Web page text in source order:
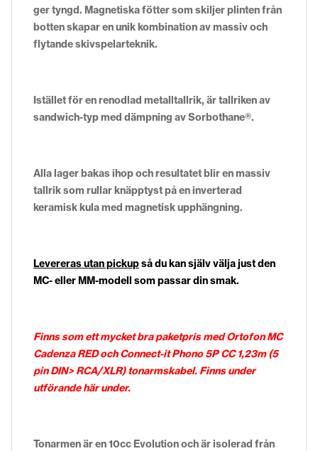
ger tyngd. Magnetiska fötter som skiljer plinten från
botten skapar en unik kombination av massiv och
flytande skivspelarteknik.
Istället för en renodlad metalltallrik, är tallriken av
sandwich-typ med dämpning av Sorbothane®.
Alla lager bakas ihop och resultatet blir en massiv
tallrik som rullar knäpptyst på en inverterad
keramisk kula med magnetisk upphängning.
Levereras utan pickupså du kan själv välja just den
MC- eller MM-modell som passar din smak.
Finns som ett mycket bra paketpris medOrtofon MC
Cadenza REDoch Connect-it Phono 5P CC 1,23m (5
pin DIN> RCA/XLR) tonarmskabel. Finns under
utförande här under.
Tonarmen är en 10cc Evolution och är isolerad från